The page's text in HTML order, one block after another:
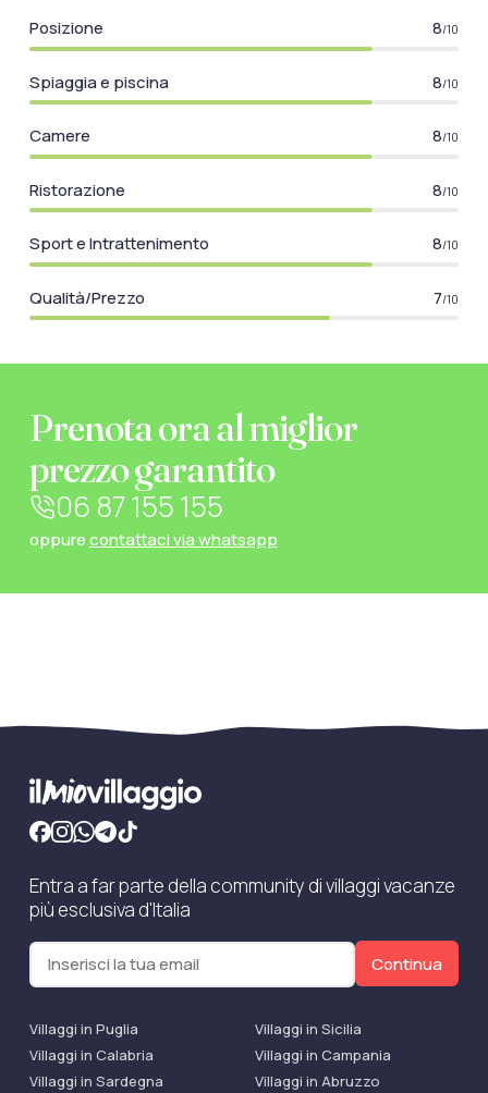
Posizione 8/10
Spiaggia e piscina 8/10
Camere 8/10
Ristorazione 8/10
Sport e Intrattenimento 8/10
Qualità/Prezzo 7/10
Prenota ora al miglior
prezzo garantito
06 87 155 155
oppurecontattaci via whatsapp
Entra a far parte della community di villaggi vacanze
più esclusiva d'Italia
Continua
Villaggi in Puglia
Villaggi in Sicilia
Villaggi in Calabria
Villaggi in Campania
Villaggi in Sardegna
Villaggi in Abruzzo